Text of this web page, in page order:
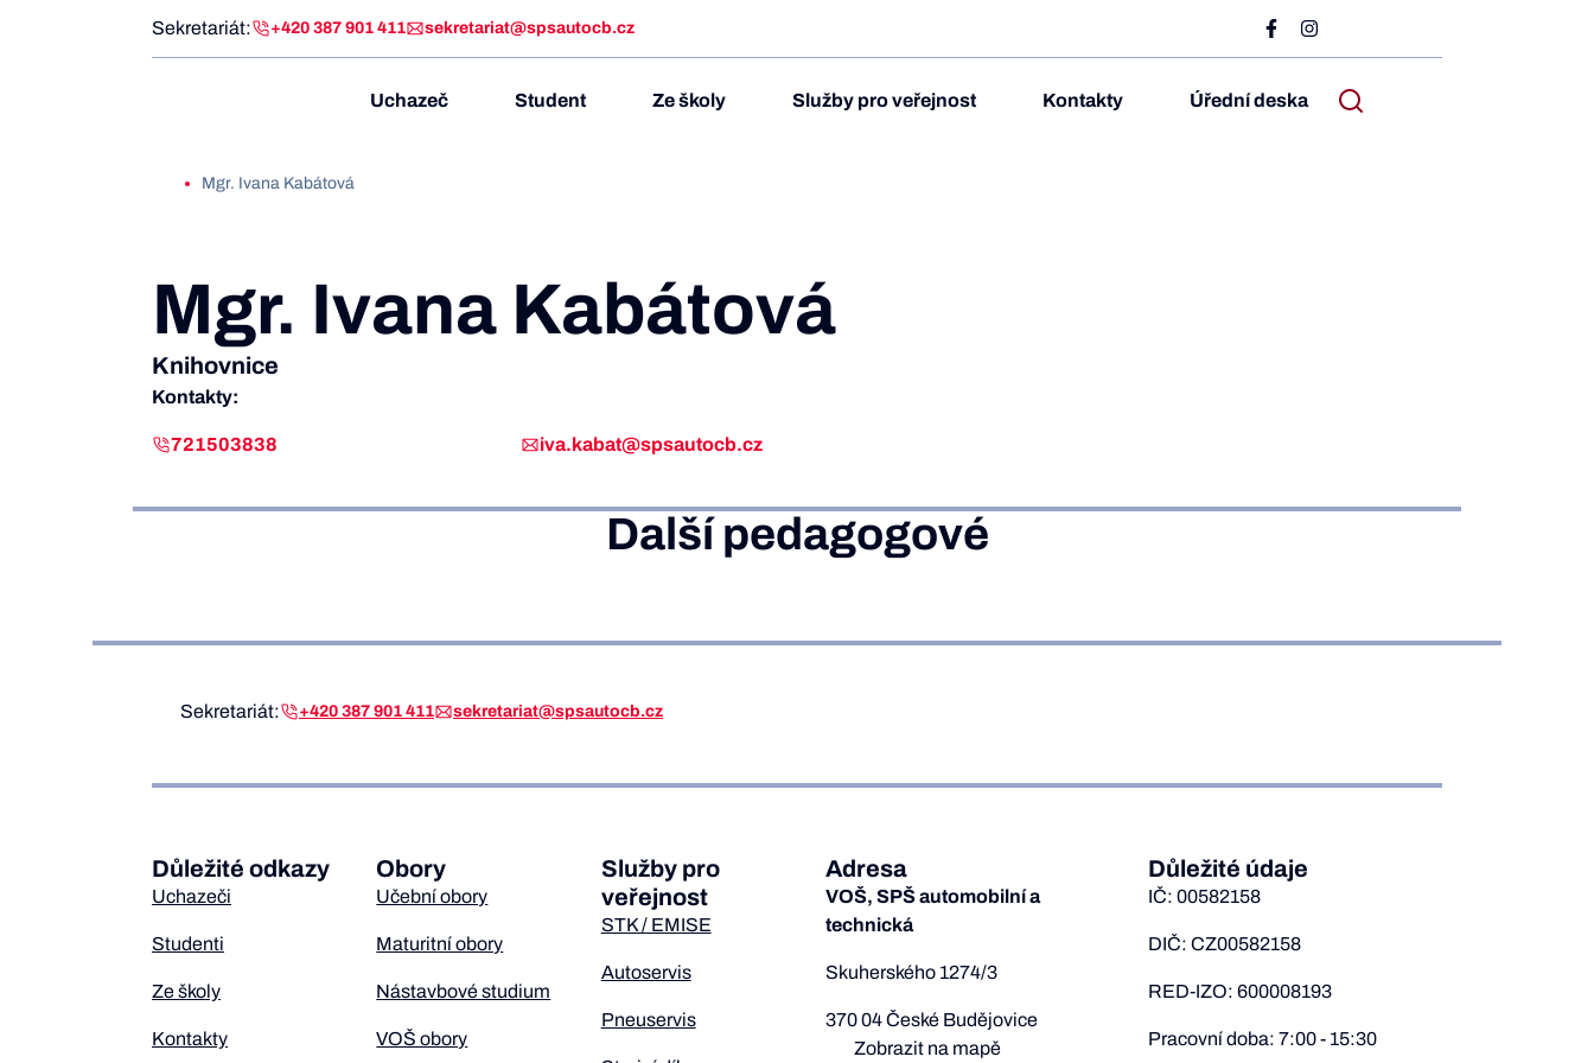
Sekretariát: +420 387 901 411 sekretariat@spsautocb.cz
Uchazeč Student Ze školy Služby pro veřejnost Kontakty Úřední deska
Mgr. Ivana Kabátová
Mgr. Ivana Kabátová
Knihovnice
Kontakty:
721503838 iva.kabat@spsautocb.cz
Další pedagogové
Sekretariát: +420 387 901 411 sekretariat@spsautocb.cz
Důležité odkazy
Uchazeči
Studenti
Ze školy
Kontakty
Obory
Učební obory
Maturitní obory
Nástavbové studium
VOŠ obory
Služby pro
veřejnost
STK / EMISE
Autoservis
Pneuservis
Adresa
VOŠ, SPŠ automobilní a
technická
Skuherského 1274/3
370 04 České Budějovice
Zobrazit na mapě
Důležité údaje
IČ: 00582158
DIČ: CZ00582158
RED-IZO: 600008193
Pracovní doba: 7:00 - 15:30